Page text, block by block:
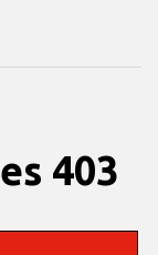
403